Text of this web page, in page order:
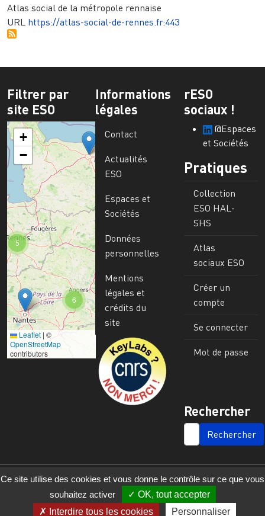
Atlas social de la métropole rennaise
URL https://atlas-social-de-rennes.fr:443
Filtrer par
site ESO
6
5
+
−
Leaflet | ©
OpenStreetMap
contributors
Informations
légales
Contact
Actualités
ESO
Espaces et
Sociétés
Données
personnelles
Mentions
légales et
crédits du
site
Image
rESO
sociaux !
@Espaces
et Sociétés
Pratiques
Collection
ESO HAL-
SHS
Atlas
sociaux ESO
Créer un
compte
Se connecter
Mot de passe
Rechercher
SEARCH
Ce site utilise des cookies et vous donne le contrôle sur ce que vous
souhaitez activer
OK, tout accepter
Interdire tous les cookies
Personnaliser